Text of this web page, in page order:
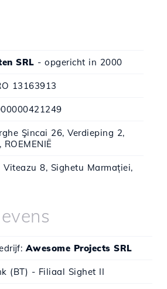
SRL - opgericht in 2000
13163913
Şincai 26, Verdieping 2,
Viteazu 8, Sighetu Marmației,
Awesome Projects SRL
(BT) - Filiaal Sighet II